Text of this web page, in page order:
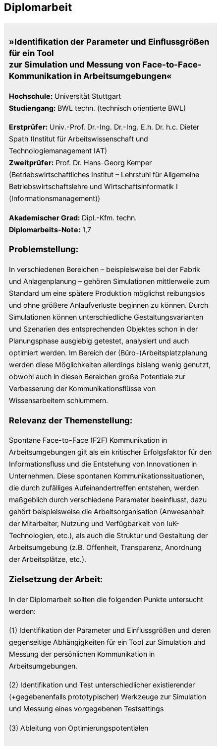
Diplomarbeit
»Identifikation der Parameter und Einflussgrößen
für ein Tool
zur Simulation und Messung von Face-to-Face-
Kommunikation in Arbeitsumgebungen«
Hochschule: Universität Stuttgart
Studiengang: BWL techn. (technisch orientierte BWL)
Erstprüfer: Univ.-Prof. Dr.-Ing. Dr.-Ing. E.h. Dr. h.c. Dieter
Spath (Institut für Arbeitswissenschaft und
Technologiemanagement IAT)
Zweitprüfer: Prof. Dr. Hans-Georg Kemper
(Betriebswirtschaftliches Institut – Lehrstuhl für Allgemeine
Betriebswirtschaftslehre und Wirtschaftsinformatik I
(Informationsmanagement))
Akademischer Grad: Dipl.-Kfm. techn.
Diplomarbeits-Note: 1,7
Problemstellung:
In verschiedenen Bereichen – beispielsweise bei der Fabrik
und Anlagenplanung – gehören Simulationen mittlerweile zum
Standard um eine spätere Produktion möglichst reibungslos
und ohne größere Anlaufverluste beginnen zu können. Durch
Simulationen können unterschiedliche Gestaltungsvarianten
und Szenarien des entsprechenden Objektes schon in der
Planungsphase ausgiebig getestet, analysiert und auch
optimiert werden. Im Bereich der (Büro-)Arbeitsplatzplanung
werden diese Möglichkeiten allerdings bislang wenig genutzt,
obwohl auch in diesen Bereichen große Potentiale zur
Verbesserung der Kommunikationsflüsse von
Wissensarbeitern schlummern.
Relevanz der Themenstellung:
Spontane Face-to-Face (F2F) Kommunikation in
Arbeitsumgebungen gilt als ein kritischer Erfolgsfaktor für den
Informationsfluss und die Entstehung von Innovationen in
Unternehmen. Diese spontanen Kommunikationssituationen,
die durch zufälliges Aufeinandertreffen entstehen, werden
maßgeblich durch verschiedene Parameter beeinflusst, dazu
gehört beispielsweise die Arbeitsorganisation (Anwesenheit
der Mitarbeiter, Nutzung und Verfügbarkeit von IuK-
Technologien, etc.), als auch die Struktur und Gestaltung der
Arbeitsumgebung (z.B. Offenheit, Transparenz, Anordnung
der Arbeitsplätze, etc.).
Zielsetzung der Arbeit:
In der Diplomarbeit sollten die folgenden Punkte untersucht
werden:
(1) Identifikation der Parameter und Einflussgrößen und deren
gegenseitige Abhängigkeiten für ein Tool zur Simulation und
Messung der persönlichen Kommunikation in
Arbeitsumgebungen.
(2) Identifikation und Test unterschiedlicher existierender
(+gegebenenfalls prototypischer) Werkzeuge zur Simulation
und Messung eines vorgegebenen Testsettings
(3) Ableitung von Optimierungspotentialen